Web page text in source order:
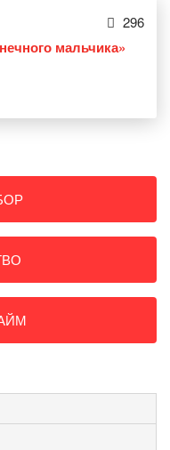
296
мальчика»